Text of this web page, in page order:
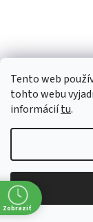
Tento web
tohto webu
informáciítu.
Zobraziť